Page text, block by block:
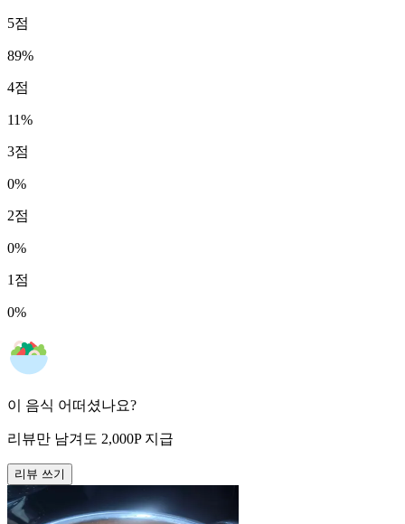
5점
89%
4점
11%
3점
0%
2점
0%
1 점
0%
이 음식 어떠셨나요?
리뷰만 남겨도 2,000P 지급
리뷰 쓰기